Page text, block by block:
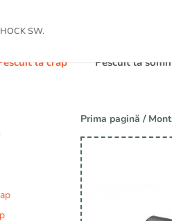
la crap Pescuit la somn
Prima pagină /
SW.